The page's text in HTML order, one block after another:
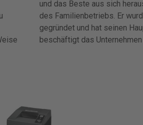
und das Beste aus sich
des Familienbetriebs. Er
gegründet und hat seinen
beschäftigt das